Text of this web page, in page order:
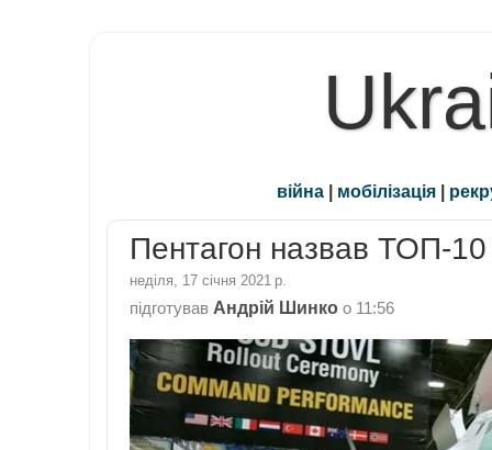
війна | мобілізація |
Пентагон назвав ТОП-10
неділя, 17 січня 2021 р.
підготував Андрій Шинко о 11:56